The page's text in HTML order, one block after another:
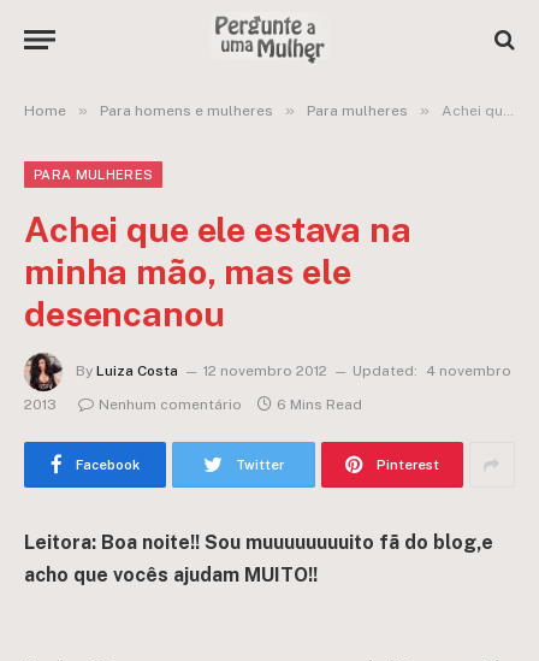
Home » Para homens e mulheres » Para mulheres » Achei que ele estava na minha mão, mas ele desencanou
PARA MULHERES
Achei que ele estava na
minha mão, mas ele
desencanou
By Luiza Costa 12 novembro 2012 Updated:
4 novembro
2013
Nenhum comentário 6 Mins Read
Facebook Twitter Pinterest
Leitora: Boa noite!! Sou muuuuuuuuito fã do blog,e
acho que vocês ajudam MUITO!!